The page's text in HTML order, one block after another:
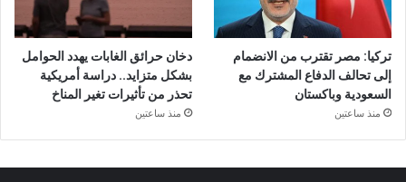
تركيا: مصر تقترب من الانضمام
إلى تحالف الدفاع المشترك مع
السعودية وباكستان
منذ ساعتين
دخان حرائق الغابات يهدد الحوامل
بشكل متزايد.. دراسة أمريكية
تحذر من تأثيرات تغير المناخ
منذ ساعتين